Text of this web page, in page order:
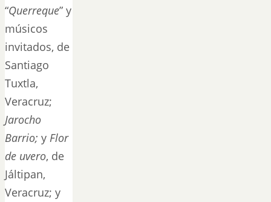
“Querreque” y
músicos
invitados, de
Santiago
Tuxtla,
Veracruz;
Jarocho
Barrio; y Flor
de uvero, de
Jáltipan,
Veracruz; y